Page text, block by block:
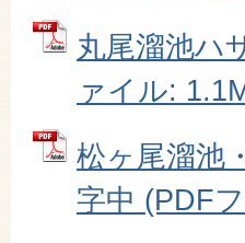
丸尾溜池ハ
ァイル:
松ヶ尾溜池
字中 (PDF